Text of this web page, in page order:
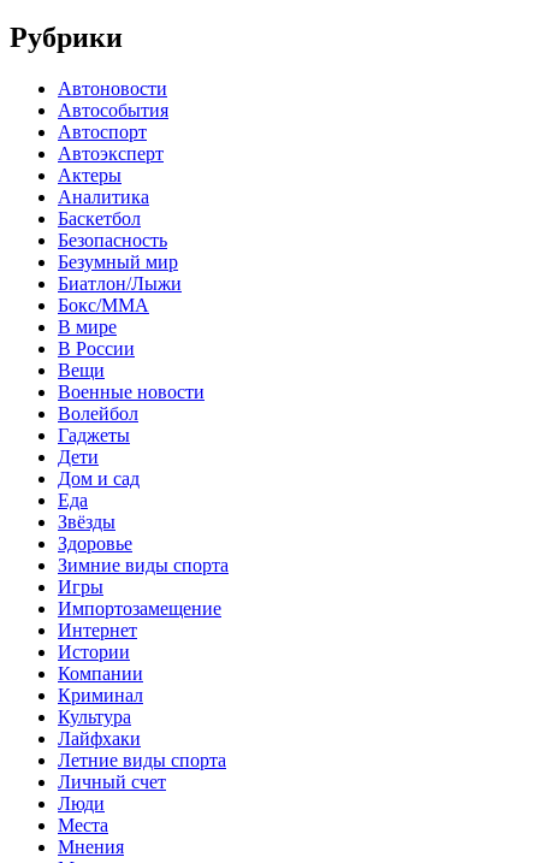
Рубрики
Автоновости
Автособытия
Автоспорт
Автоэксперт
Актеры
Аналитика
Баскетбол
Безопасность
Безумный мир
Биатлон/Лыжи
Бокс/MMA
В мире
В России
Вещи
Военные новости
Волейбол
Гаджеты
Дети
Дом и сад
Еда
Звёзды
Здоровье
Зимние виды спорта
Игры
Импортозамещение
Интернет
Истории
Компании
Криминал
Культура
Лайфхаки
Летние виды спорта
Личный счет
Люди
Места
Мнения